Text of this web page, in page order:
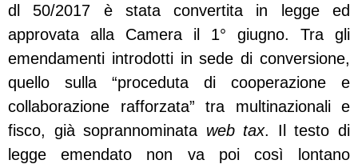
dl 50/2017 è stata convertita in legge ed
approvata alla Camera il 1° giugno. Tra gli
emendamenti introdotti in sede di conversione,
quello sulla “proceduta di cooperazione e
collaborazione rafforzata” tra multinazionali e
fisco, già soprannominata web tax. Il testo di
legge emendato non va poi così lontano